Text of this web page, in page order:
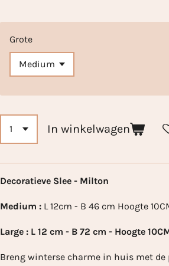
Grote
In winkelwagen
Decoratieve Slee - Milton
Medium : L 12cm - B 46 cm Hoogte
Large : L 12 cm - B 72 cm - Hoogte
Breng winterse charme in huis met de